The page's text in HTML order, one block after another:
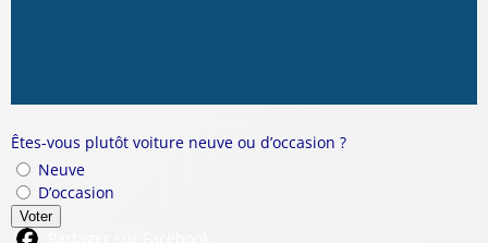
Êtes-vous plutôt voiture neuve ou d’occasion ?
Neuve
D’occasion
Voter